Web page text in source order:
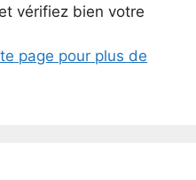
vérifiez bien votre
page pour plus de